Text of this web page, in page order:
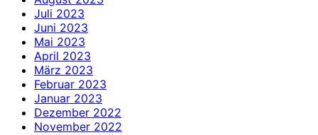
Juli 2023
Juni 2023
Mai 2023
April 2023
März 2023
Februar 2023
Januar 2023
Dezember 2022
November 2022